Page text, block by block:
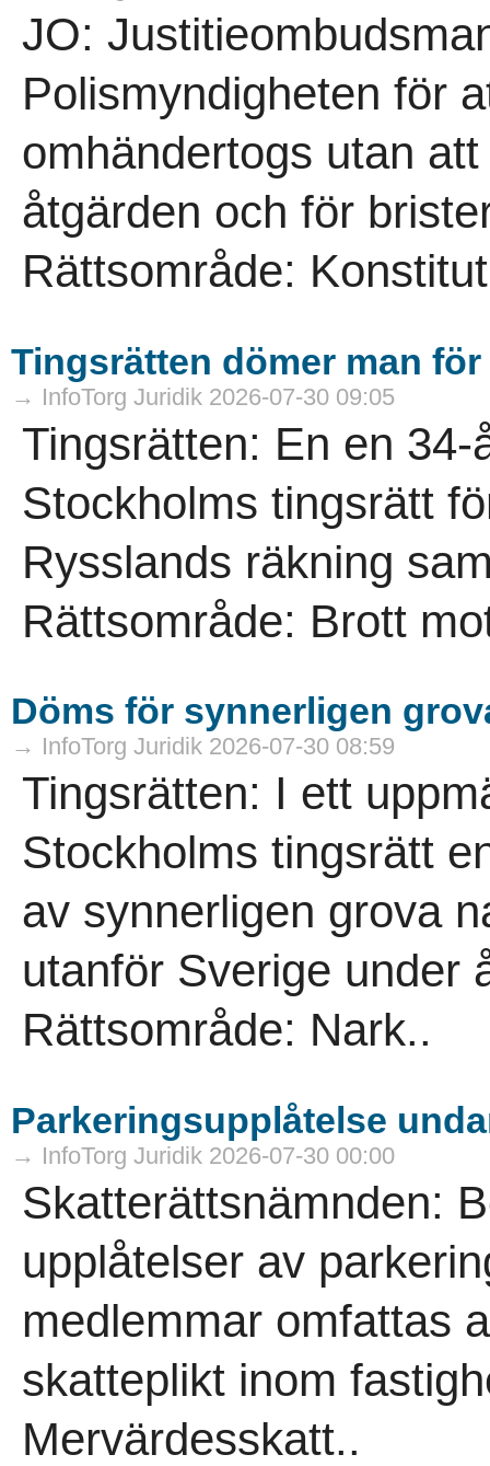
JO:
Polismyndigheten för
omhändertogs utan
åtgärden och för
Rättsområde:
Tingsrätten dömer man
→ InfoTorg Juridik 2026-07-30 09:05
Tingsrätten: En en
Stockholms tingsrätt
Rysslands räkning
Rättsområde: Brott
Döms för synnerligen
→ InfoTorg Juridik 2026-07-30 08:59
Tingsrätten: I ett
Stockholms tingsrätt
av synnerligen grova
utanför Sverige under
Rättsområde: Nark..
Parkeringsupplåtelse
→ InfoTorg Juridik 2026-07-30 00:00
Skatterättsnämnden:
upplåtelser av
medlemmar omfattas
skatteplikt inom
Mervärdesskatt..